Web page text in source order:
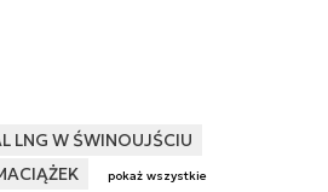
LNG W ŚWINOUJŚCIU
pokaż wszystkie